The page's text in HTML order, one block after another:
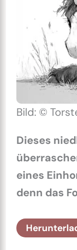
Bild: ©
Dieses
eines
denn das